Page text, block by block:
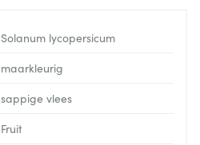
Solanum lycopersicum
maarkleurig
sappige vlees
Fruit